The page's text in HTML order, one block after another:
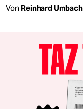
Von Reinhard Umbach